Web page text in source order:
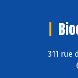
311 rue